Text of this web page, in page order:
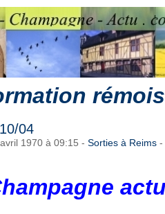
04
1970 à 09:15 - Sorties à Reims -
actu